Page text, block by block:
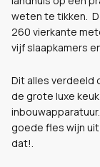
weten te tikken.
260 vierkante
vijf slaapkamers
Dit alles verdeeld
de grote luxe
goede fles wijn
dat!.